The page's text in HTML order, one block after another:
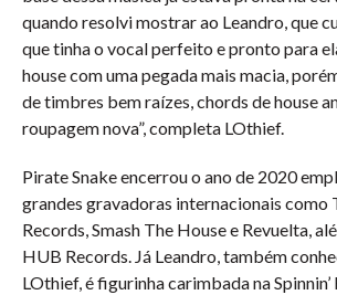
quando resolvi mostrar ao Leandro, que
que tinha o vocal perfeito e pronto para
house com uma pegada mais macia,
de timbres bem raízes, chords de house
roupagem nova”, completa LOthief.
Pirate Snake encerrou o ano de 2020
grandes gravadoras internacionais como
Records, Smash The House e Revuelta,
HUB Records. Já Leandro, também
LOthief, é figurinha carimbada na